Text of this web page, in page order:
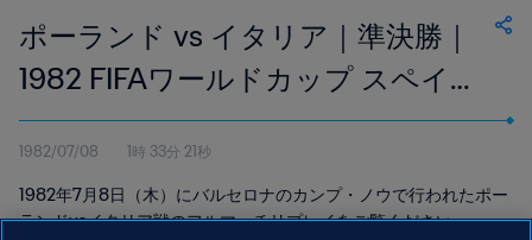
ポーランド vs イタリア｜準決勝｜
1982 FIFAワールドカップ スペイン
｜フルマッチリプレイ
1982/07/08 1時 33分 21秒
1982年7月8日（木）にバルセロナのカンプ・ノウで行われたポー
ランドvsイタリア戦のフルマッチリプレイをご覧ください。